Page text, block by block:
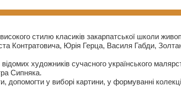
стилю класиків закарпатської школи
Контратовича, Юрія Герца, Василя Габди,
художників сучасного українського
Сипняка.
допомогти у виборі картини, у формуванні